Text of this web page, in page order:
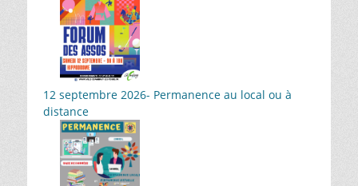
12 septembre 2026- Permanence au local ou à
distance